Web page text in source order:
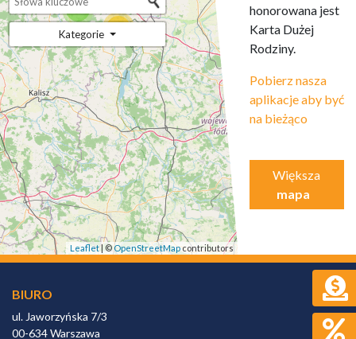
Kategorie
5
Leaflet| © OpenStreetMapcontributors
honorowana jest
Karta Dużej
Rodziny.
Pobierz nasza
aplikacje aby być
na bieżąco
Większa
mapa
BIURO
ul. Jaworzyńska 7/3
00-634 Warszawa